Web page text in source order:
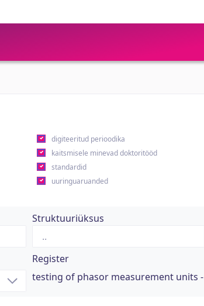
digiteeritud perioodika
kaitsmisele minevad doktoritööd
standardid
uuringuaruanded
Struktuuriüksus
Register
testing of phasor measurement units